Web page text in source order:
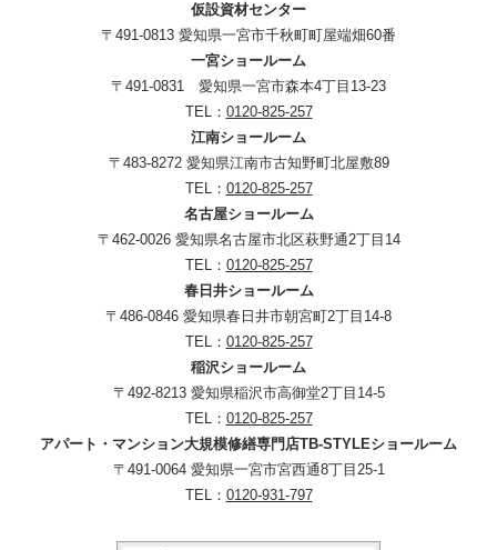
仮設資材センター
〒491-0813 愛知県一宮市千秋町町屋端畑60番
一宮ショールーム
〒491-0831 愛知県一宮市森本4丁目13-23
TEL： 0120-825-257
江南ショールーム
〒483-8272 愛知県江南市古知野町北屋敷89
TEL： 0120-825-257
名古屋ショールーム
〒462-0026 愛知県名古屋市北区萩野通2丁目14
TEL： 0120-825-257
春日井ショールーム
〒486-0846 愛知県春日井市朝宮町2丁目14-8
TEL： 0120-825-257
稲沢ショールーム
〒492-8213 愛知県稲沢市高御堂2丁目14-5
TEL： 0120-825-257
アパート・マンション大規模修繕専門店TB-STYLEショールーム
〒491-0064 愛知県一宮市宮西通8丁目25-1
TEL： 0120-931-797